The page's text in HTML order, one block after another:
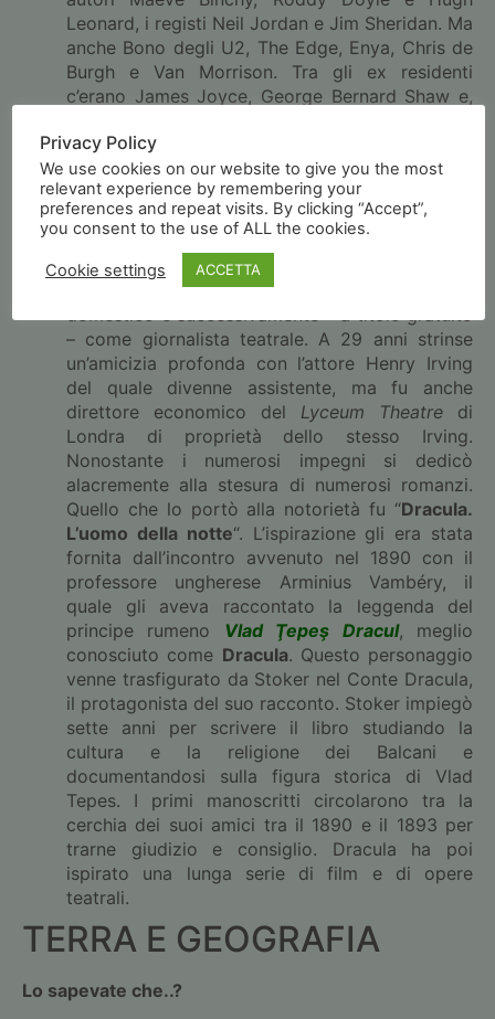
Leonard, i registi Neil Jordan e Jim Sheridan. Ma
anche Bono degli U2, The Edge, Enya, Chris de
Burgh e Van Morrison. Tra gli ex residenti
c’erano James Joyce, George Bernard Shaw e,
di F1 Damon Hill e Eddie Irvine.
La storia del famoso vampiro Conte Dracula
scritta nel 1897 daBram Stoker
Abraham Stoker, detto Bram nacque a Clontarf,
un villaggio sulla costa vicino a Dublino, nel
1847. Laureatosi a pieni voti in matematica al
Trinity College, inizialmente lavorò come
– come giornalista teatrale. A 29 anni strinse
un’amicizia profonda con l’attore Henry Irving
del quale divenne assistente, ma fu anche
direttore economico del Lyceum Theatre di
Londra di proprietà dello stesso Irving.
Nonostante i numerosi impegni si dedicò
alacremente alla stesura di numerosi romanzi.
Quello che lo portò alla notorietà fu “Dracula.
L’uomo della notte“. L’ispirazione gli era stata
fornita dall’incontro avvenuto nel 1890 con il
professore ungherese Arminius Vambéry, il
quale gli aveva raccontato la leggenda del
principe rumeno Vlad Ţepeş Dracul, meglio
conosciuto come Dracula. Questo personaggio
venne trasfigurato da Stoker nel Conte Dracula,
il protagonista del suo racconto. Stoker impiegò
sette anni per scrivere il libro studiando la
cultura e la religione dei Balcani e
documentandosi sulla figura storica di Vlad
Tepes. I primi manoscritti circolarono tra la
cerchia dei suoi amici tra il 1890 e il 1893 per
trarne giudizio e consiglio. Dracula ha poi
ispirato una lunga serie di film e di opere
teatrali.
TERRA E GEOGRAFIA
Lo sapevate che..?
Privacy Policy
We use cookies on our website to give you the most
relevant experience by remembering your
preferences and repeat visits. By clicking “Accept”,
you consent to the use of ALL the cookies.
Cookie settings ACCETTA